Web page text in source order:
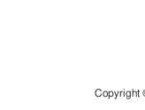
Copyright